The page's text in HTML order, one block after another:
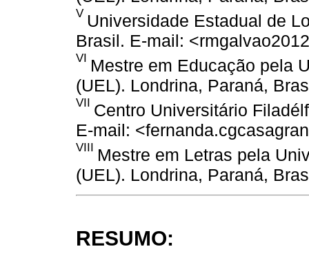
V Universidade Estadual de
Brasil. E-mail:
VI Mestre em Educação pela
(UEL). Londrina, Paraná,
VII Centro Universitário
E-mail:
VIII Mestre em Letras pela
(UEL). Londrina, Paraná,
RESUMO: